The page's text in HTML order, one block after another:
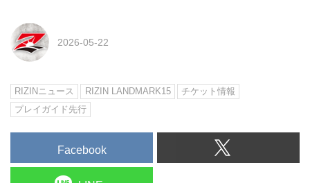
2026-05-22
RIZINニュース RIZIN LANDMARK15
チケット情報
プレイガイド先行
Facebook